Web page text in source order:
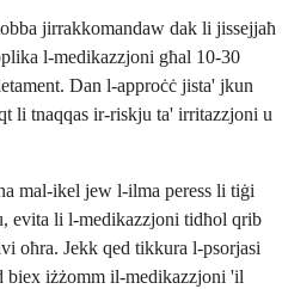
jirrakkomandaw dak li jissejjaħ
l-medikazzjoni għal 10-30
Dan l-approċċ jista' jkun
li tnaqqas ir-riskju ta' irritazzjoni u
mal-ikel jew l-ilma peress li tiġi
evita li l-medikazzjoni tidħol qrib
oħra. Jekk qed tikkura l-psorjasi
biex iżżomm il-medikazzjoni 'il